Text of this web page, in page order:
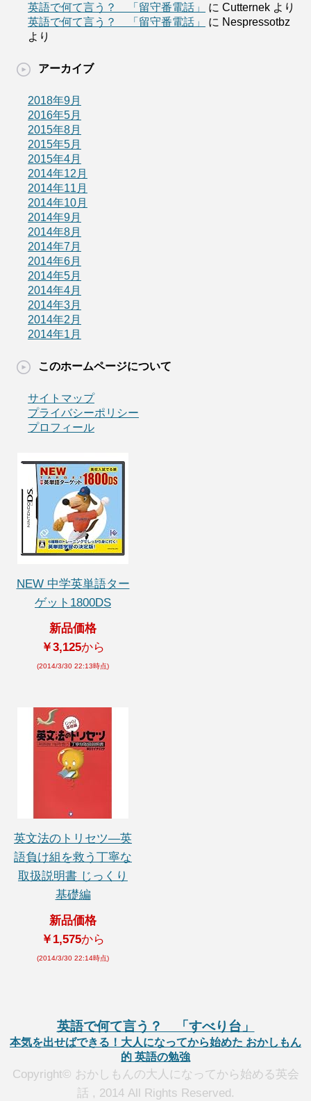
英語で何て言う？ 「留守番電話」
に Cutternek より
英語で何て言う？ 「留守番電話」
に Nespressotbz
より
アーカイブ
2018年9月
2016年5月
2015年8月
2015年5月
2015年4月
2014年12月
2014年11月
2014年10月
2014年9月
2014年8月
2014年7月
2014年6月
2014年5月
2014年4月
2014年3月
2014年2月
2014年1月
このホームページについて
サイトマップ
プライバシーポリシー
プロフィール
NEW 中学英単語ター
ゲット1800DS
新品価格
￥3,125から
(2014/3/30 22:13時点)
英文法のトリセツ―英
語負け組を救う丁寧な
取扱説明書 じっくり
基礎編
新品価格
￥1,575から
(2014/3/30 22:14時点)
英語で何て言う？ 「すべり台」
本気を出せばできる！大人になってから始めた おかしもん
的 英語の勉強
Copyright© おかしもんの大人になってから始める英会
話 , 2014 All Rights Reserved.